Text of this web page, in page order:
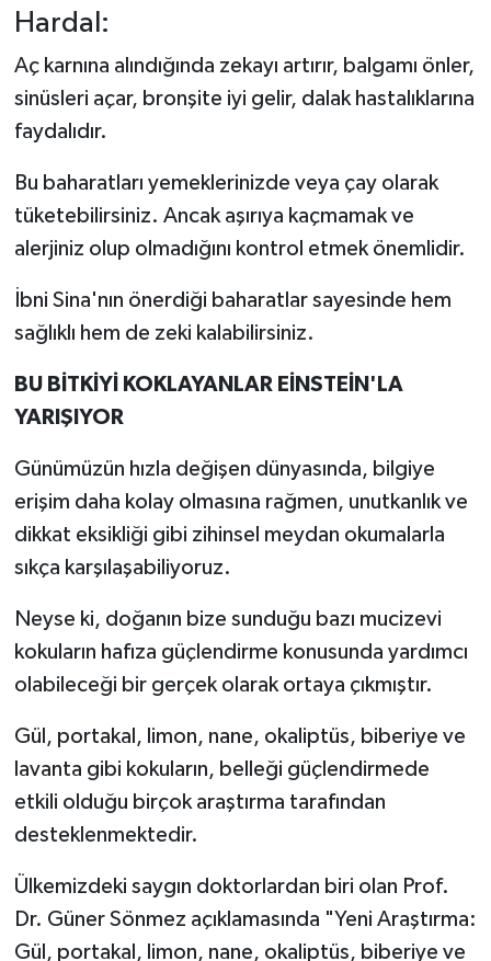
Hardal:
Aç karnına alındığında zekayı artırır, balgamı önler,
sinüsleri açar, bronşite iyi gelir, dalak hastalıklarına
faydalıdır.
Bu baharatları yemeklerinizde veya çay olarak
tüketebilirsiniz. Ancak aşırıya kaçmamak ve
alerjiniz olup olmadığını kontrol etmek önemlidir.
İbni Sina'nın önerdiği baharatlar sayesinde hem
sağlıklı hem de zeki kalabilirsiniz.
BU BİTKİYİ KOKLAYANLAR EİNSTEİN'LA
YARIŞIYOR
Günümüzün hızla değişen dünyasında, bilgiye
erişim daha kolay olmasına rağmen, unutkanlık ve
dikkat eksikliği gibi zihinsel meydan okumalarla
sıkça karşılaşabiliyoruz.
Neyse ki, doğanın bize sunduğu bazı mucizevi
kokuların hafıza güçlendirme konusunda yardımcı
olabileceği bir gerçek olarak ortaya çıkmıştır.
Gül, portakal, limon, nane, okaliptüs, biberiye ve
lavanta gibi kokuların, belleği güçlendirmede
etkili olduğu birçok araştırma tarafından
desteklenmektedir.
Ülkemizdeki saygın doktorlardan biri olan Prof.
Dr. Güner Sönmez açıklamasında "Yeni Araştırma:
Gül, portakal, limon, nane, okaliptüs, biberiye ve